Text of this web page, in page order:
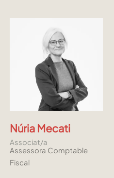
Núria Mecati
Associat/a
Assessora Comptable
Fiscal
28002 , Madrid
+34 915759925
Veure a Google Maps
La Firma
Equipo